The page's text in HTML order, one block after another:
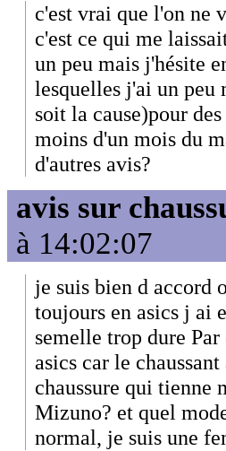
c'est vrai que l'on ne
c'est ce qui me
un peu mais j'hésite
lesquelles j'ai un peu
soit la cause)pour
moins d'un mois du
d'autres avis?
avis sur
à 14:02:07
je suis bien d accord
toujours en asics j ai
semelle trop dure
asics car le
chaussure qui tienne
Mizuno? et quel
normal, je suis une